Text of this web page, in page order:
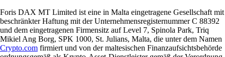
Foris DAX MT Limited ist eine in Malta eingetragene Gesellschaft mit
beschränkter Haftung mit der Unternehmensregisternummer C 88392
und dem eingetragenen Firmensitz auf Level 7, Spinola Park, Triq
Mikiel Ang Borg, SPK 1000, St. Julians, Malta, die unter dem Namen
Crypto.com firmiert und von der maltesischen Finanzaufsichtsbehörde